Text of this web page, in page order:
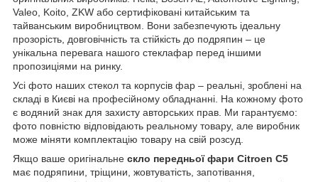
Valeo, Koito, ZKW або сертифіковані китайським та
тайванським виробництвом. Вони забезпечують ідеальну
прозорість, довговічність та стійкість до подряпин – це
унікальна перевага нашого стеклафар перед іншими
пропозиціями на ринку.
Усі фото наших стекол та корпусів фар – реальні, зроблені на
складі в Києві на професійному обладнанні. На кожному фото
є водяний знак для захисту авторських прав. Ми гарантуємо:
фото повністю відповідають реальному товару, але виробник
може міняти комплектацію товару на свій розсуд.
Якщо ваше оригінальне скло передньої фари Citroen C5
має подряпини, тріщини, жовтуватість, запотівання,